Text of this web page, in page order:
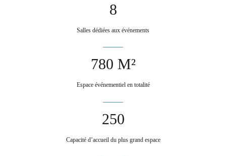
8
Salles dédiées aux événements
780 M²
Espace événementiel en totalité
250
Capacité d’accueil du plus grand espace